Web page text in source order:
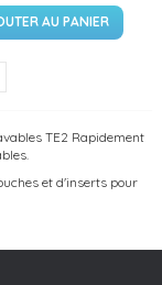
AU PANIER
TE2 Rapidement
et d'inserts pour